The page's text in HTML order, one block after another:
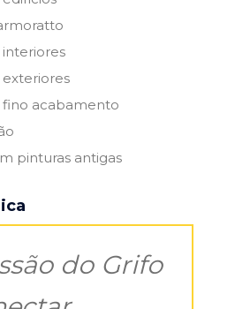
interiores
exteriores
fino acabamento
pinturas antigas
do Grifo